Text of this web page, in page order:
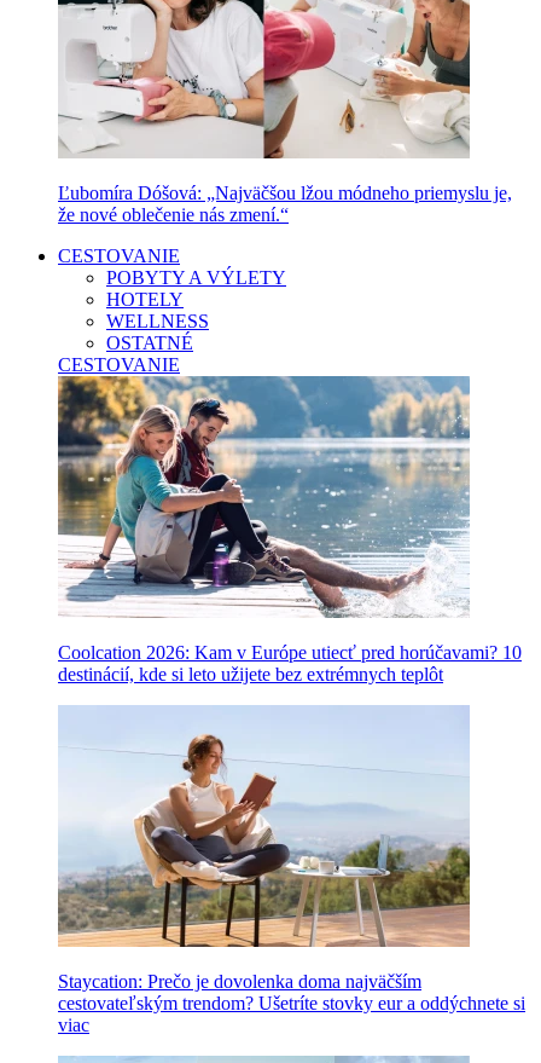
Ľubomíra Dóšová: „Najväčšou lžou módneho priemyslu je,
že nové oblečenie nás zmení.“
CESTOVANIE
POBYTY A VÝLETY
HOTELY
WELLNESS
OSTATNÉ
CESTOVANIE
Coolcation 2026: Kam v Európe utiecť pred horúčavami? 10
destinácií, kde si leto užijete bez extrémnych teplôt
Staycation: Prečo je dovolenka doma najväčším
cestovateľským trendom? Ušetríte stovky eur a oddýchnete si
viac